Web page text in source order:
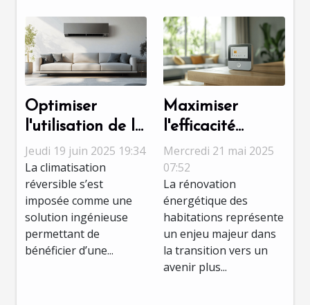
Optimiser
l'utilisation de la
climatisation
réversible toute
l'année
Jeudi 19 juin 2025 19:34
La climatisation
réversible s’est
imposée comme une
solution ingénieuse
permettant de
bénéficier d’une...
Maximiser
l'efficacité
énergétique
dans la
rénovation de
maisons
Mercredi 21 mai 2025
07:52
La rénovation
énergétique des
habitations représente
un enjeu majeur dans
la transition vers un
avenir plus...